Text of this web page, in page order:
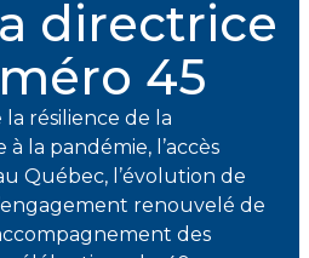
directrice
45
résilience de la
la pandémie, l’accès
Québec, l’évolution de
renouvelé de
des